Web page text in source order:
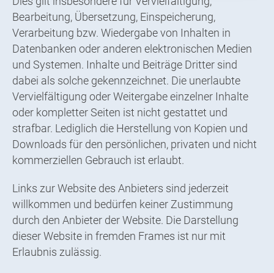
Bearbeitung, Übersetzung, Einspeicherung,
Verarbeitung bzw. Wiedergabe von Inhalten in
Datenbanken oder anderen elektronischen Medien
und Systemen. Inhalte und Beiträge Dritter sind
dabei als solche gekennzeichnet. Die unerlaubte
Vervielfältigung oder Weitergabe einzelner Inhalte
oder kompletter Seiten ist nicht gestattet und
strafbar. Lediglich die Herstellung von Kopien und
Downloads für den persönlichen, privaten und nicht
kommerziellen Gebrauch ist erlaubt.
Links zur Website des Anbieters sind jederzeit
willkommen und bedürfen keiner Zustimmung
durch den Anbieter der Website. Die Darstellung
dieser Website in fremden Frames ist nur mit
Erlaubnis zulässig.